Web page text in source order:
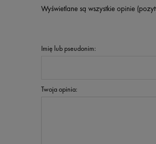
Wyświetlane są wszystkie opinie
Imię lub pseudonim:
Twoja opinia: